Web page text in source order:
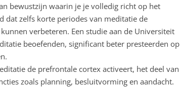
bewustzijn waarin je je volledig richt op het
dat zelfs korte periodes van meditatie de
verbeteren. Een studie aan de Universiteit
beoefenden, significant beter presteerden op
de prefrontale cortex activeert, het deel van
zoals planning, besluitvorming en aandacht.